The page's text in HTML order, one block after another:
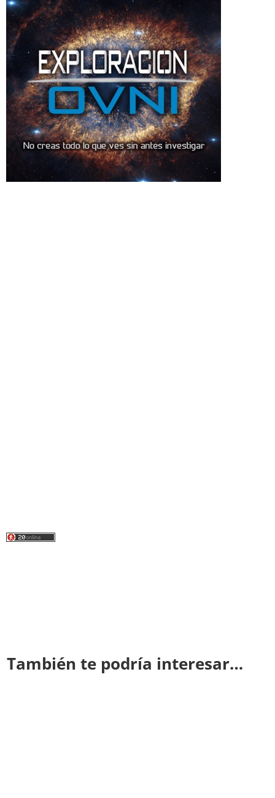
También te podría interesar…